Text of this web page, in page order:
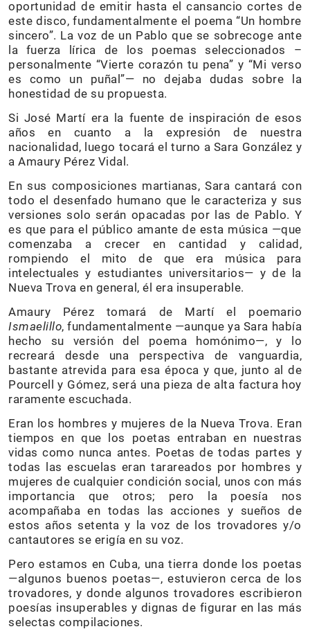
oportunidad de emitir hasta el cansancio cortes de
este disco, fundamentalmente el poema “Un hombre
sincero”. La voz de un Pablo que se sobrecoge ante
la fuerza lírica de los poemas seleccionados –
personalmente “Vierte corazón tu pena” y “Mi verso
es como un puñal”— no dejaba dudas sobre la
honestidad de su propuesta.
Si José Martí era la fuente de inspiración de esos
años en cuanto a la expresión de nuestra
nacionalidad, luego tocará el turno a Sara González y
a Amaury Pérez Vidal.
En sus composiciones martianas, Sara cantará con
todo el desenfado humano que le caracteriza y sus
versiones solo serán opacadas por las de Pablo. Y
es que para el público amante de esta música —que
comenzaba a crecer en cantidad y calidad,
rompiendo el mito de que era música para
intelectuales y estudiantes universitarios— y de la
Nueva Trova en general, él era insuperable.
Amaury Pérez tomará de Martí el poemario
Ismaelillo, fundamentalmente —aunque ya Sara había
hecho su versión del poema homónimo—, y lo
recreará desde una perspectiva de vanguardia,
bastante atrevida para esa época y que, junto al de
Pourcell y Gómez, será una pieza de alta factura hoy
raramente escuchada.
Eran los hombres y mujeres de la Nueva Trova. Eran
tiempos en que los poetas entraban en nuestras
vidas como nunca antes. Poetas de todas partes y
todas las escuelas eran tarareados por hombres y
mujeres de cualquier condición social, unos con más
importancia que otros; pero la poesía nos
acompañaba en todas las acciones y sueños de
estos años setenta y la voz de los trovadores y/o
cantautores se erigía en su voz.
Pero estamos en Cuba, una tierra donde los poetas
—algunos buenos poetas—, estuvieron cerca de los
trovadores, y donde algunos trovadores escribieron
poesías insuperables y dignas de figurar en las más
selectas compilaciones.